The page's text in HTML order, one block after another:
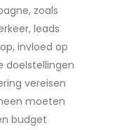
zoals
leads
invloed op
doelstellingen
vereisen
moeten
budget